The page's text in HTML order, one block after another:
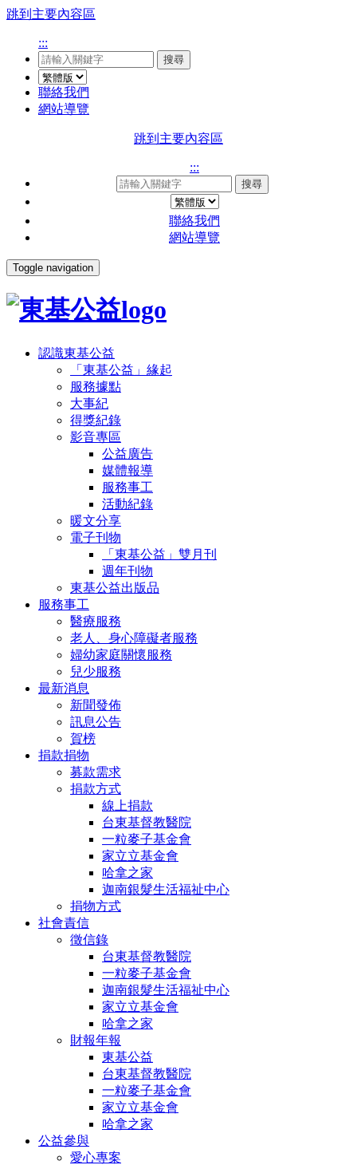
跳到主要內容區
:::
搜尋
聯絡我們
網站導覽
跳到主要內容區
:::
搜尋
聯絡我們
網站導覽
Toggle navigation
認識東基公益
「東基公益」緣起
服務據點
大事紀
得獎紀錄
影音專區
公益廣告
媒體報導
服務事工
活動紀錄
暖文分享
電子刊物
「東基公益」雙月刊
週年刊物
東基公益出版品
服務事工
醫療服務
老人、身心障礙者服務
婦幼家庭關懷服務
兒少服務
最新消息
新聞發佈
訊息公告
賀榜
捐款捐物
募款需求
捐款方式
線上捐款
台東基督教醫院
一粒麥子基金會
家立立基金會
哈拿之家
迦南銀髮生活福祉中心
捐物方式
社會責信
徵信錄
台東基督教醫院
一粒麥子基金會
迦南銀髮生活福祉中心
家立立基金會
哈拿之家
財報年報
東基公益
台東基督教醫院
一粒麥子基金會
家立立基金會
哈拿之家
公益參與
愛心專案